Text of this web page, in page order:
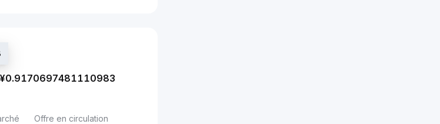
¥0.9170697481110983
Offre en circulation